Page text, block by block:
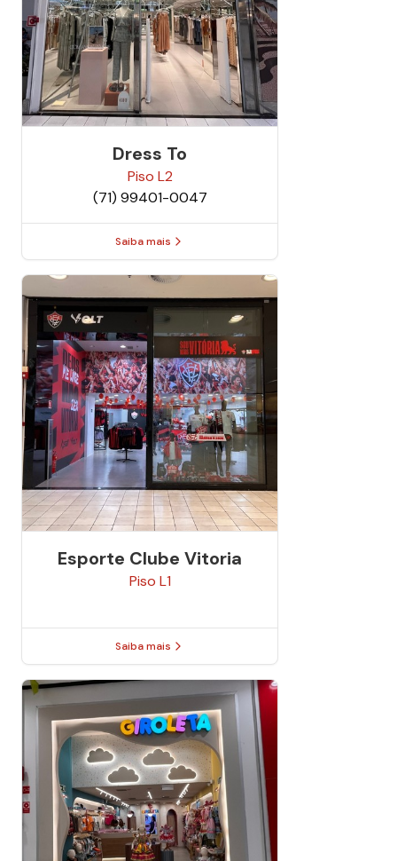
Dress To
Piso L2
(71) 99401-0047
Saiba mais
Esporte Clube Vitoria
Piso L1
Saiba mais